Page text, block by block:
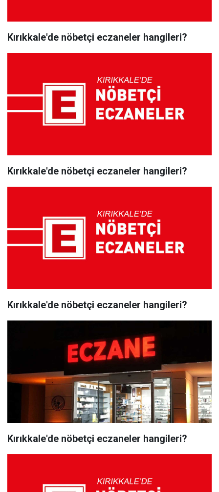
Kırıkkale'de nöbetçi eczaneler hangileri?
Kırıkkale'de nöbetçi eczaneler hangileri?
Kırıkkale'de nöbetçi eczaneler hangileri?
Kırıkkale'de nöbetçi eczaneler hangileri?